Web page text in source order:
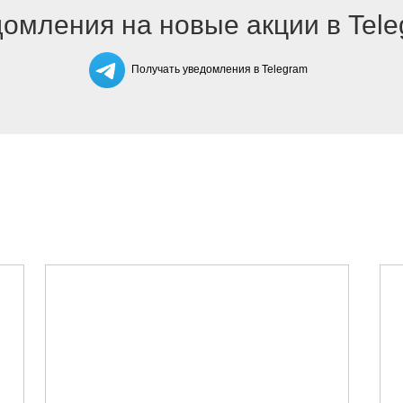
на новые акции в
Получать уведомления в Telegram